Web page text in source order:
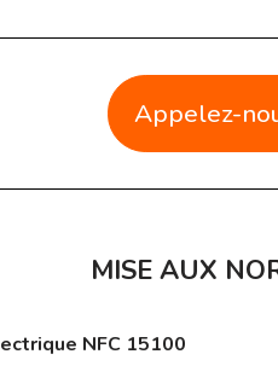
Appelez-
MISE AUX
NFC 15100